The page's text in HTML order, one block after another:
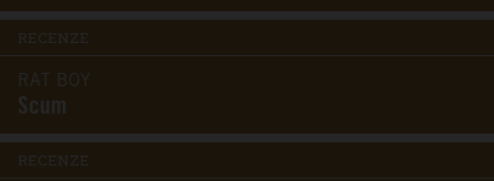
RECENZE
RAT BOY
Scum
RECENZE